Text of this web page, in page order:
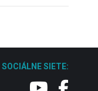
SOCIÁLNE SIETE: